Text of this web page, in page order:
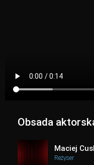
Obsada
Maciej
Reżyser